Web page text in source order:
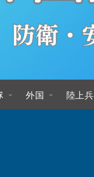
外国 陸上